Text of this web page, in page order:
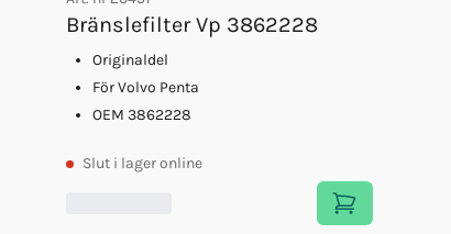
Bränslefilter Vp 3862228
Originaldel
För Volvo Penta
OEM 3862228
Slut i lager online